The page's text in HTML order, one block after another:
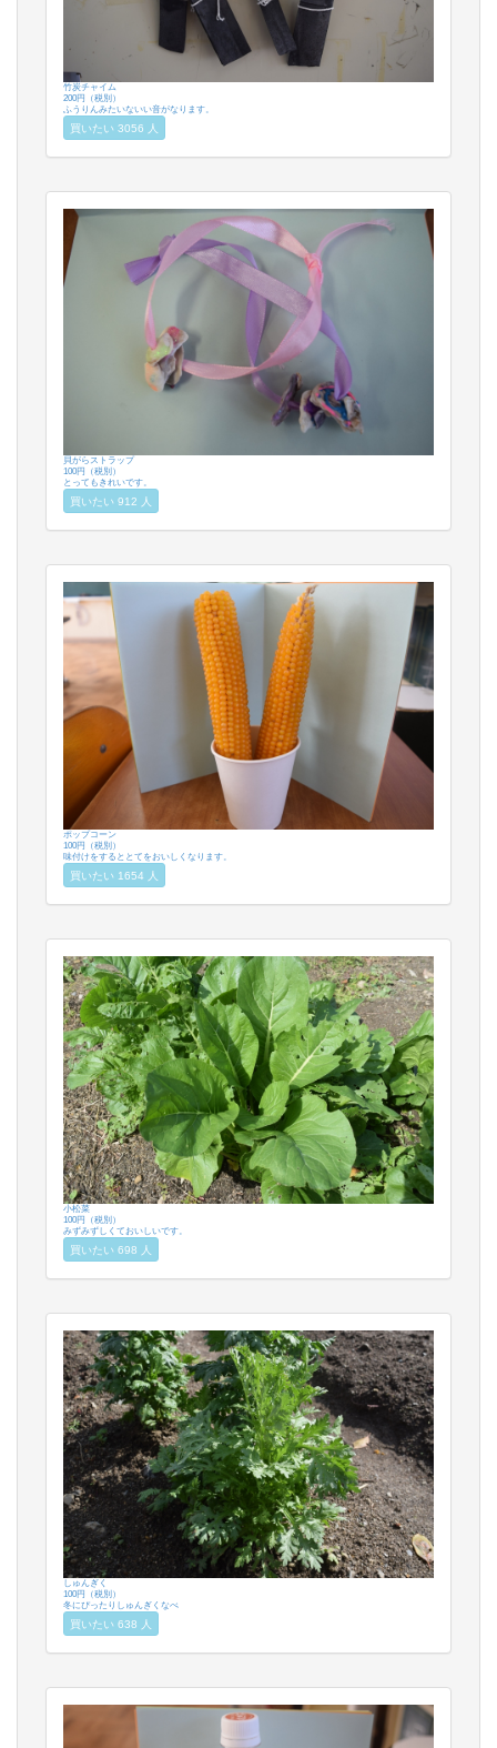
竹炭チャイム
200円（税別）
ふうりんみたいないい音がなります。
買いたい 3056 人
貝がらストラップ
100円（税別）
とってもきれいです。
買いたい 912 人
ポップコーン
100円（税別）
味付けをするととてをおいしくなります。
買いたい 1654 人
小松菜
100円（税別）
みずみずしくておいしいです。
買いたい 698 人
しゅんぎく
100円（税別）
冬にぴったりしゅんぎくなべ
買いたい 638 人